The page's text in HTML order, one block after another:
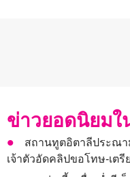
ข่าวยอดนิยมใ
สถานทูตอิตาลีประณา
เจ้าตัวอัดคลิปขอโทษ-เตรี